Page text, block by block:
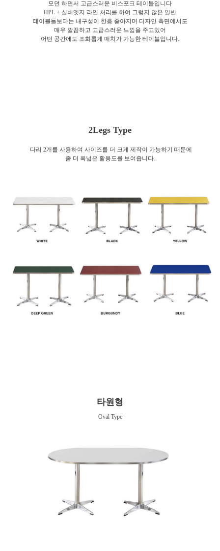
모던 하면서 고급스러운 비스포크 테이블입니다
HPL + 실버엣지 라인 처리를 하여 그렇지 않은 일반
테이블들보다는 내구성이 한층 좋아지며 디자인 측면에서도
매우 깔끔하고 고급스러운 느낌을 주고있어
어떤 공간에도 조화롭게 매치가 가능한 테이블입니다.
2Legs Type
다리 2개를 사용하여 사이즈를 더 크게 제작이 가능하기 때문에
좀 더 폭넓은 활용도를 보여줍니다.
타원형
Oval Type